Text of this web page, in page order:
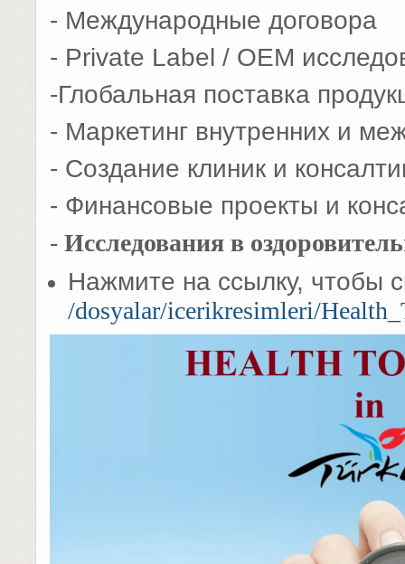
- Международные договора
- Private Label / OEM
-Глобальная поставка
- Маркетинг внутренних и
- Создание клиник и
- Финансовые проекты и
- Исследования в
Нажмите на ссылку, чтобы
/dosyalar/icerikresimleri/